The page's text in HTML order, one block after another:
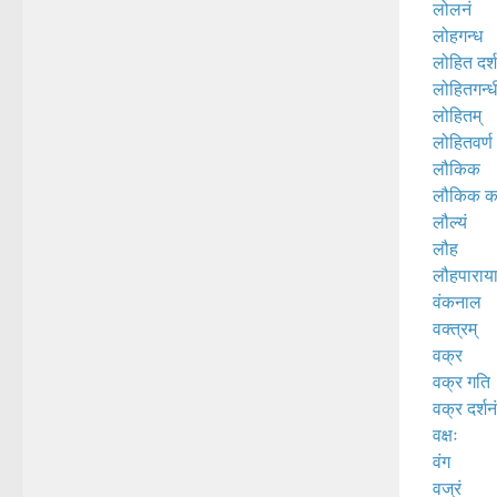
लोलनं
लोहगन्ध
लोहित
लोहितम्
लोहितवर्ण
लौकिक
लौकिक
लौल्यं
लौह
लौहपाराया
वंकनाल
वक्त्रम्
वक्र
वक्र गति
वक्र दर्शनं
वक्षः
वंग
वज्रं